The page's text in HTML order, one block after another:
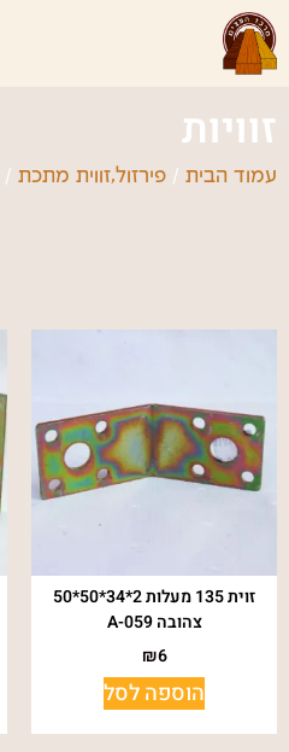
זוויות
עמוד הבית / פירזול,זווית מתכת /
זוית 135 מעלות 2*34*50*50
צהובה A-059
₪6
הוספה לסל